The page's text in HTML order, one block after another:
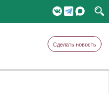
Сделать новость